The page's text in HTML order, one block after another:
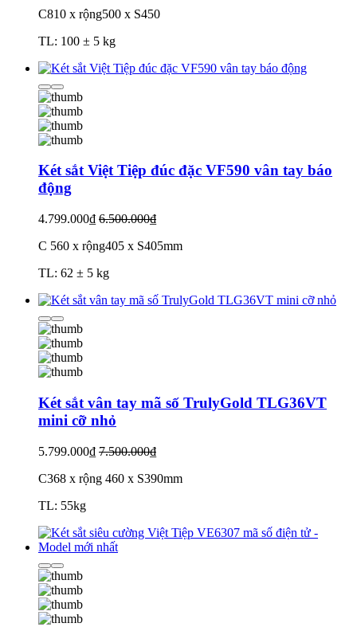
C810 x rộng500 x S450
TL: 100 ± 5 kg
Két sắt Việt Tiệp đúc đặc VF590 vân tay báo
động
4.799.000₫ 6.500.000₫
C 560 x rộng405 x S405mm
TL: 62 ± 5 kg
Két sắt vân tay mã số TrulyGold TLG36VT
mini cỡ nhỏ
5.799.000₫ 7.500.000₫
C368 x rộng 460 x S390mm
TL: 55kg